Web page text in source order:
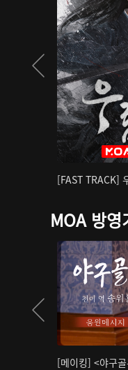
[FAST TRACK]
MOA 방
[메이킹] <야구